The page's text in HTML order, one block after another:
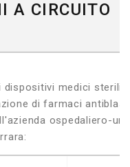
A CIRCUITO
dispositivi medici sterili
di farmaci
ospedaliero-